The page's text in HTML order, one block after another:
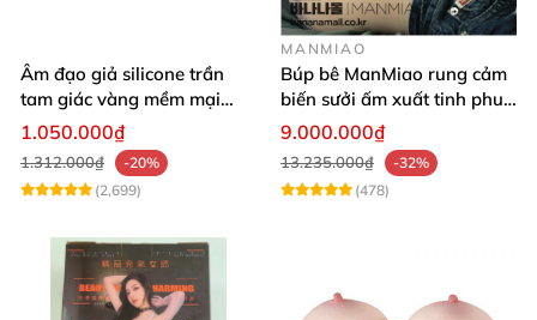
Âm đạo giả silicone trần
tam giác vàng mềm mại
thật nhất
1.050.000₫
1.312.000₫
-20%
(2,699)
MANMIAO
Búp bê ManMiao rung cảm
biến sưởi ấm xuất tinh phun
nước thông minh cao cấp
9.000.000₫
13.235.000₫
-32%
(478)